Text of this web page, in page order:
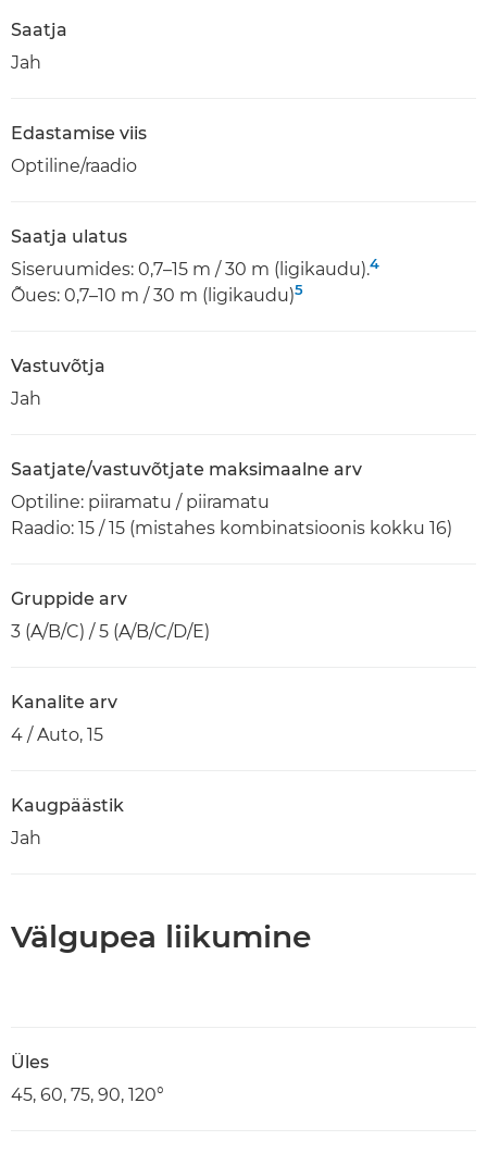
Saatja
Jah
Edastamise viis
Optiline/raadio
Saatja ulatus
Siseruumides: 0,7–15 m / 30 m (ligikaudu).4
Õues: 0,7–10 m / 30 m (ligikaudu)5
Vastuvõtja
Jah
Saatjate/vastuvõtjate maksimaalne arv
Optiline: piiramatu / piiramatu
Raadio: 15 / 15 (mistahes kombinatsioonis kokku 16)
Gruppide arv
3 (A/B/C) / 5 (A/B/C/D/E)
Kanalite arv
4 / Auto, 15
Kaugpäästik
Jah
Välgupea liikumine
Üles
45, 60, 75, 90, 120°